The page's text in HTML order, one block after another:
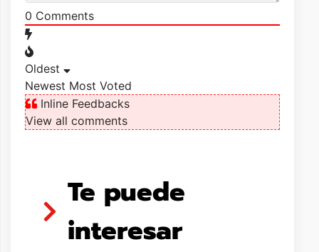
0 Comments
Oldest
Newest Most Voted
Inline Feedbacks
View all comments
Te puede
interesar